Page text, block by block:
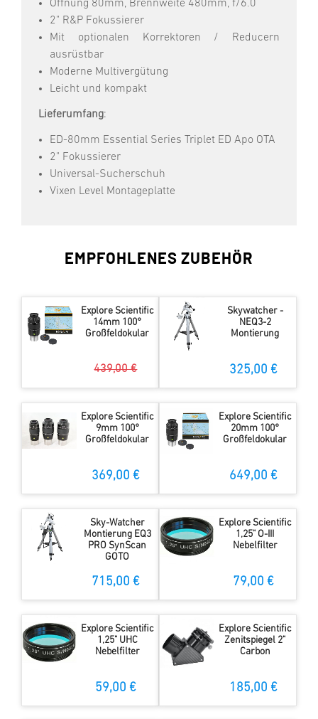
Öffnung 80mm, Brennweite 480mm, f/6.0
2" R&P Fokussierer
Mit optionalen Korrektoren / Reducern
ausrüstbar
Moderne Multivergütung
Leicht und kompakt
Lieferumfang:
ED-80mm Essential Series Triplet ED Apo OTA
2" Fokussierer
Universal-Sucherschuh
Vixen Level Montageplatte
EMPFOHLENES ZUBEHÖR
Explore Scientific
14mm 100°
Großfeldokular
439,00 €
298,00 €
Skywatcher -
NEQ3-2
Montierung
325,00 €
Explore Scientific
9mm 100°
Großfeldokular
369,00 €
Explore Scientific
20mm 100°
Großfeldokular
649,00 €
Sky-Watcher
Montierung EQ3
PRO SynScan
GOTO
715,00 €
Explore Scientific
1,25" O-III
Nebelfilter
79,00 €
Explore Scientific
1,25" UHC
Nebelfilter
59,00 €
Explore Scientific
Zenitspiegel 2"
Carbon
185,00 €